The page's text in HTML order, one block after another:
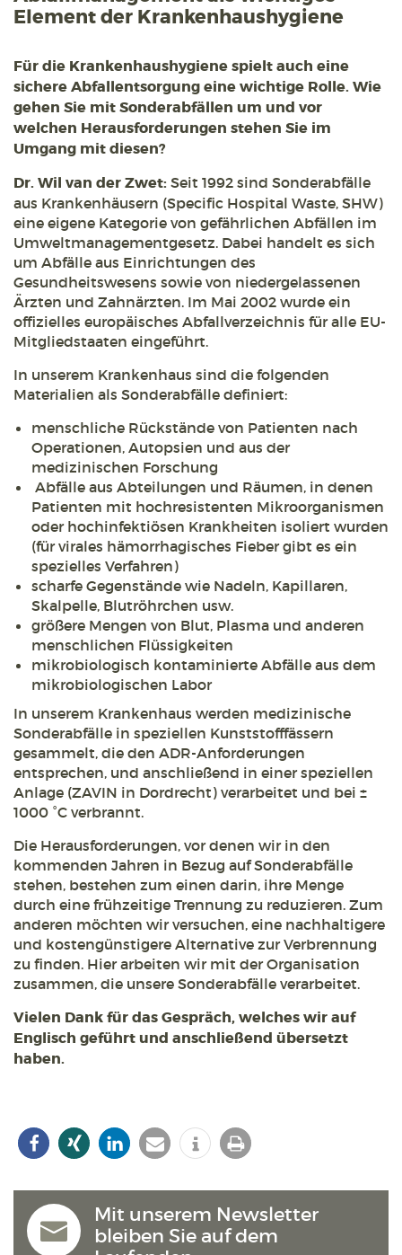
Element der Krankenhaushygiene
Für die Krankenhaushygiene spielt auch eine
sichere Abfallentsorgung eine wichtige Rolle. Wie
gehen Sie mit Sonderabfällen um und vor
welchen Herausforderungen stehen Sie im
Umgang mit diesen?
Dr. Wil van der Zwet: Seit 1992 sind Sonderabfälle
aus Krankenhäusern (Specific Hospital Waste, SHW)
eine eigene Kategorie von gefährlichen Abfällen im
Umweltmanagementgesetz. Dabei handelt es sich
um Abfälle aus Einrichtungen des
Gesundheitswesens sowie von niedergelassenen
Ärzten und Zahnärzten. Im Mai 2002 wurde ein
offizielles europäisches Abfallverzeichnis für alle EU-
Mitgliedstaaten eingeführt.
In unserem Krankenhaus sind die folgenden
Materialien als Sonderabfälle definiert:
menschliche Rückstände von Patienten nach
Operationen, Autopsien und aus der
medizinischen Forschung
Abfälle aus Abteilungen und Räumen, in denen
Patienten mit hochresistenten Mikroorganismen
oder hochinfektiösen Krankheiten isoliert wurden
(für virales hämorrhagisches Fieber gibt es ein
spezielles Verfahren)
scharfe Gegenstände wie Nadeln, Kapillaren,
Skalpelle, Blutröhrchen usw.
größere Mengen von Blut, Plasma und anderen
menschlichen Flüssigkeiten
mikrobiologisch kontaminierte Abfälle aus dem
mikrobiologischen Labor
In unserem Krankenhaus werden medizinische
Sonderabfälle in speziellen Kunststofffässern
gesammelt, die den ADR-Anforderungen
entsprechen, und anschließend in einer speziellen
Anlage (ZAVIN in Dordrecht) verarbeitet und bei ±
1000 °C verbrannt.
Die Herausforderungen, vor denen wir in den
kommenden Jahren in Bezug auf Sonderabfälle
stehen, bestehen zum einen darin, ihre Menge
durch eine frühzeitige Trennung zu reduzieren. Zum
anderen möchten wir versuchen, eine nachhaltigere
und kostengünstigere Alternative zur Verbrennung
zu finden. Hier arbeiten wir mit der Organisation
zusammen, die unsere Sonderabfälle verarbeitet.
Vielen Dank für das Gespräch, welches wir auf
Englisch geführt und anschließend übersetzt
haben.
Mit unserem Newsletter
bleiben Sie auf dem